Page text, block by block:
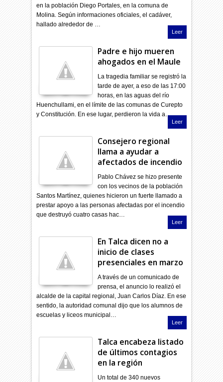
en la población Diego Portales, en la comuna de
Molina. Según informaciones oficiales, el cadáver,
hallado alrededor de …
Leer
Padre e hijo mueren
ahogados en el Maule
La tragedia familiar se registró la
tarde de ayer, a eso de las 17:00
horas, en las aguas del río
Huenchullami, en el límite de las comunas de Curepto
y Constitución. En ese lugar, perdieron la vida a…
Leer
Consejero regional
llama a ayudar a
afectados de incendio
Pablo Chávez se hizo presente
con los vecinos de la población
Santos Martínez, quienes hicieron un fuerte llamado a
prestar apoyo a las personas afectadas por el incendio
que destruyó cuatro casas hac…
Leer
En Talca dicen no a
inicio de clases
presenciales en marzo
A través de un comunicado de
prensa, el anuncio lo realizó el
alcalde de la capital regional, Juan Carlos Díaz. En ese
sentido, la autoridad comunal dijo que los alumnos de
escuelas y liceos municipal…
Leer
Talca encabeza listado
de últimos contagios
en la región
Un total de 340 nuevos